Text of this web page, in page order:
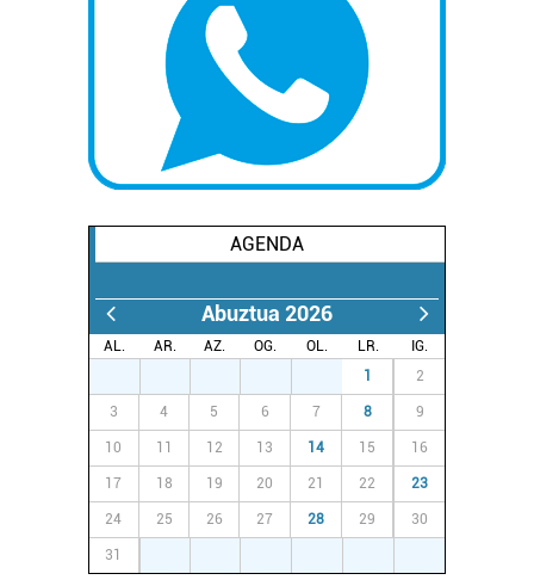
AGENDA
Abuztua 2026
AL. AR. AZ. OG. OL. LR.
IG.
1 2
3 4 5 6 7 8 9
10 11 12 13 14 15 16
17 18 19 20 21 22 23
24 25 26 27 28 29 30
31